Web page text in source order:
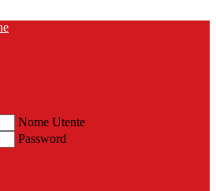
Nome Utente
Password